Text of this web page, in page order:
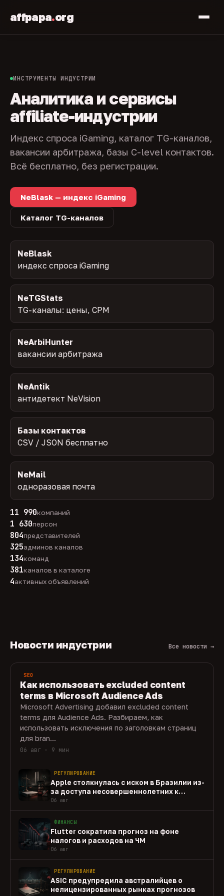
affpapa.org
ИНСТРУМЕНТЫ ИНДУСТРИИ
Аналитика и сервисы
affiliate-индустрии
Индекс спроса iGaming, каталог TG-каналов,
вакансии арбитража, базы C-level контактов.
Всё бесплатно, без регистрации.
NeBlask — индекс iGaming
Каталог TG-каналов
NeBlask
индекс спроса iGaming
NeTGStats
TG-каналы: цены, CPM
NeArbiHunter
вакансии арбитража
NeAntik
антидетект NeVision
Базы контактов
CSV / JSON бесплатно
NeMail
одноразовая почта
11 990компаний
1 630персон
804представителей
325админов каналов
134команд
381каналов в каталоге
4активных объявлений
Новости индустрии Все новости →
SEO
Как использовать excluded content
terms в Microsoft Audience Ads
Microsoft Advertising добавил excluded content
terms для Audience Ads. Разбираем, как
использовать исключения по заголовкам страниц
для bran...
06 авг · 9 мин
РЕГУЛИРОВАНИЕ
Apple столкнулась с иском в Бразилии из-
за доступа несовершеннолетних к
gambling-приложениям
06 авг
ФИНАНСЫ
Flutter сократила прогноз на фоне
налогов и расходов на ЧМ
06 авг
РЕГУЛИРОВАНИЕ
ASIC предупредила австралийцев о
нелицензированных рынках прогнозов